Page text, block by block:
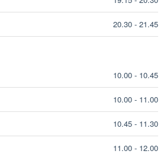
20.30 - 21.45
10.00 - 10.45
10.00 - 11.00
10.45 - 11.30
11.00 - 12.00